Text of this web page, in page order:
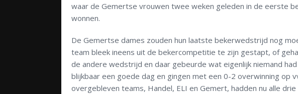
waar de Gemertse vrouwen twee weken geleden in de eerste
wonnen.
De Gemertse dames zouden hun laatste bekerwedstrijd nog
team bleek ineens uit de bekercompetitie te zijn gestapt, of
de andere wedstrijd en daar gebeurde wat eigenlijk niemand
blijkbaar een goede dag en gingen met een 0-2 overwinning op
overgebleven teams, Handel, ELI en Gemert, hadden nu alle